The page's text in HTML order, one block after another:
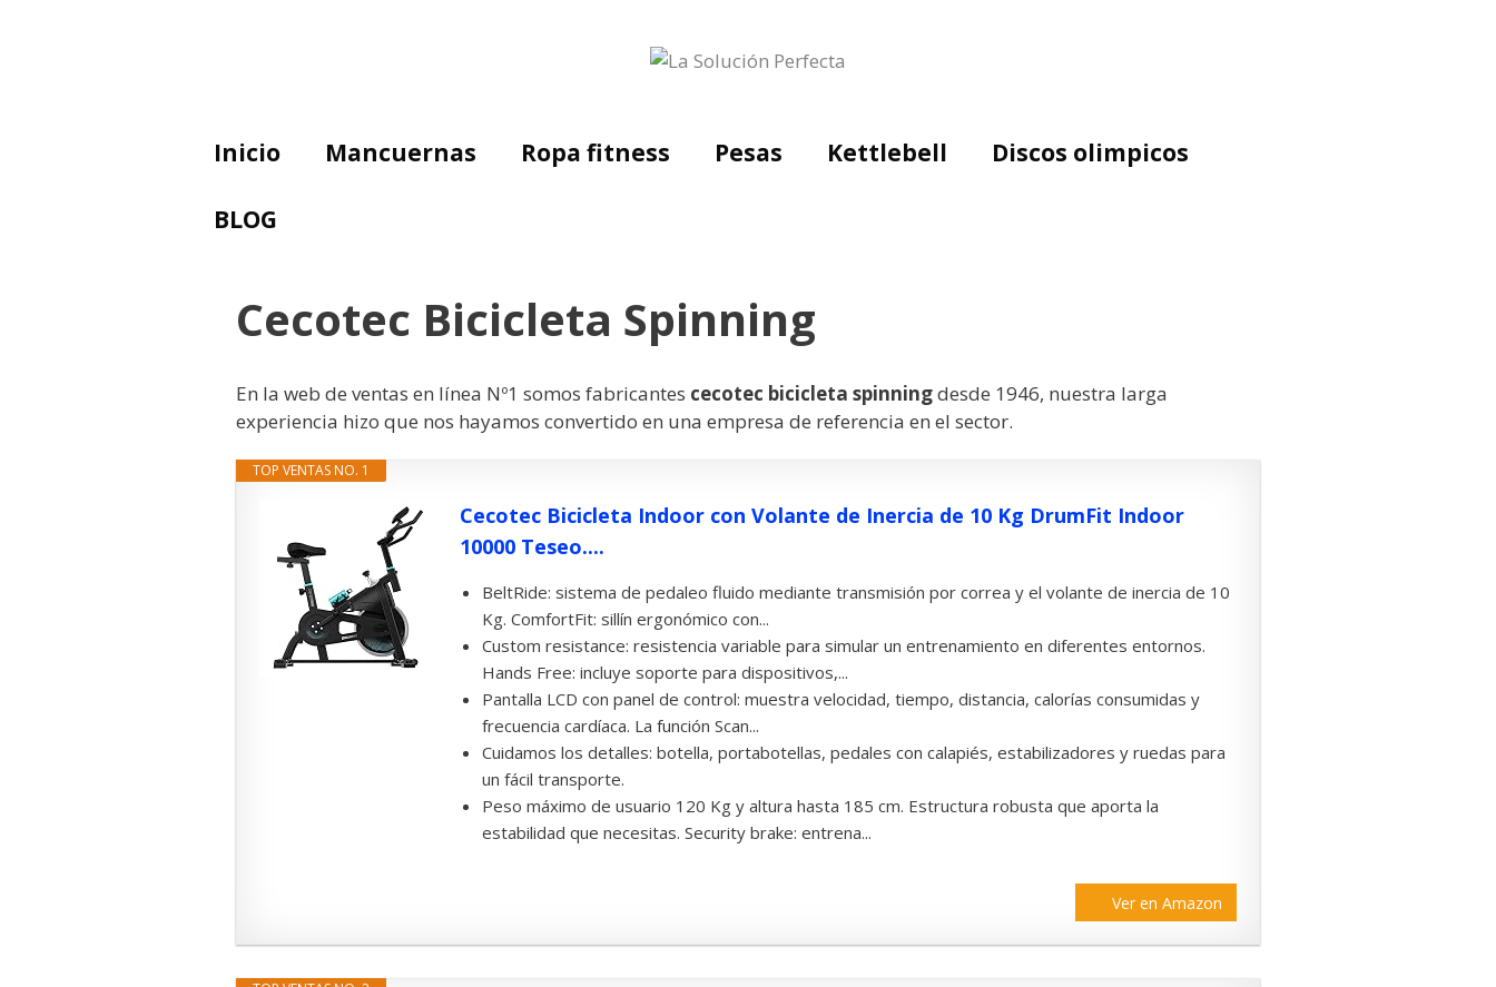
Inicio Mancuernas Ropa fitness Pesas Kettlebell Discos olimpicos
BLOG
Cecotec Bicicleta Spinning
En la web de ventas en línea Nº1 somos fabricantes cecotec bicicleta spinningdesde 1946, nuestra larga
experiencia hizo que nos hayamos convertido en una empresa de referencia en el sector.
TOP VENTAS NO. 1
Cecotec Bicicleta Indoor con Volante de Inercia de 10 Kg DrumFit Indoor
10000 Teseo....
BeltRide: sistema de pedaleo fluido mediante transmisión por correa y el volante de inercia de 10
Kg. ComfortFit: sillín ergonómico con...
Custom resistance: resistencia variable para simular un entrenamiento en diferentes entornos.
Hands Free: incluye soporte para dispositivos,...
Pantalla LCD con panel de control: muestra velocidad, tiempo, distancia, calorías consumidas y
frecuencia cardíaca. La función Scan...
Cuidamos los detalles: botella, portabotellas, pedales con calapiés, estabilizadores y ruedas para
un fácil transporte.
Peso máximo de usuario 120 Kg y altura hasta 185 cm. Estructura robusta que aporta la
estabilidad que necesitas. Security brake: entrena...
Ver en Amazon